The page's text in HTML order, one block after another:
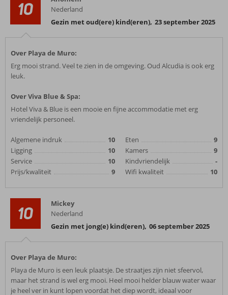
10
Nederland
Gezin met oud(ere) kind(eren), 23 september 2025
Over Playa de Muro:
Erg mooi strand. Veel te zien in de omgeving. Oud Alcudia is ook erg
leuk.
Over Viva Blue & Spa:
Hotel Viva & Blue is een mooie en fijne accommodatie met erg
vriendelijk personeel.
Algemene indruk
10
Ligging
10
Service
10
Prijs/kwaliteit
9
Eten
9
Kamers
9
Kindvriendelijk
-
Wifi kwaliteit
10
10
Mickey
Nederland
Gezin met jong(e) kind(eren), 06 september 2025
Over Playa de Muro:
Playa de Muro is een leuk plaatsje. De straatjes zijn niet sfeervol,
maar het strand is wel erg mooi. Heel mooi helder blauw water waar
je heel ver in kunt lopen voordat het diep wordt, ideaal voor